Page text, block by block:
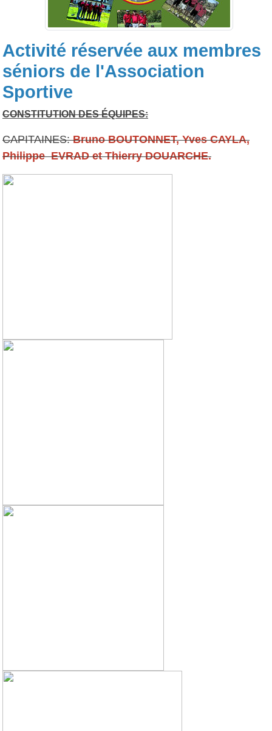
Activité réservée aux membres
séniors de l'Association
Sportive
CONSTITUTION DES ÉQUIPES:
CAPITAINES:Bruno BOUTONNET, Yves CAYLA,
Philippe EVRAD et Thierry DOUARCHE.